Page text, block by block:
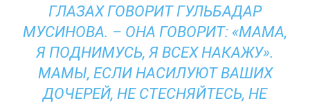
ГЛАЗАХ ГОВОРИТ ГУЛЬБАДАР
МУСИНОВА. – ОНА ГОВОРИТ: «МАМА,
Я ПОДНИМУСЬ, Я ВСЕХ НАКАЖУ».
МАМЫ, ЕСЛИ НАСИЛУЮТ ВАШИХ
ДОЧЕРЕЙ, НЕ СТЕСНЯЙТЕСЬ, НЕ